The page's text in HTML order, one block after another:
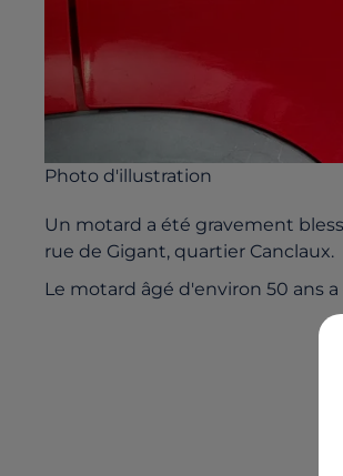
Photo d'illustration
Un motard a été gravement
rue de Gigant, quartier Canclaux.
Le motard âgé d'environ 50 ans